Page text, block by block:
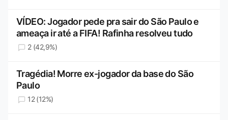
VÍDEO: Jogador pede pra sair do São Paulo e
ameaça ir até a FIFA! Rafinha resolveu tudo
2 (42,9%)
Tragédia! Morre ex-jogador da base do São
Paulo
12 (12%)